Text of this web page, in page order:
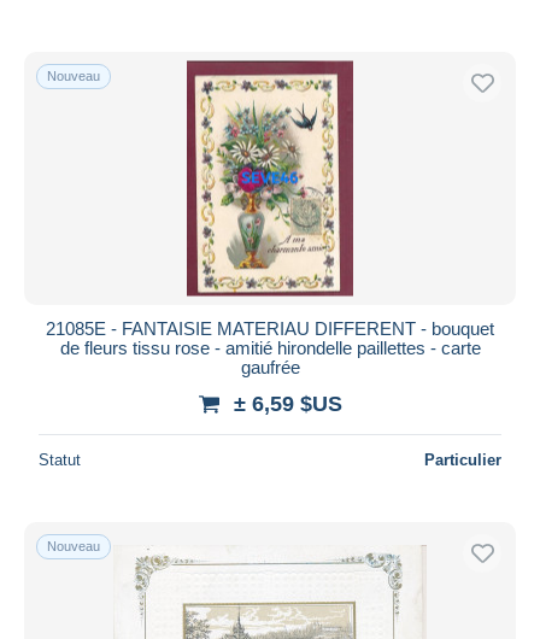
Nouveau
21085E - FANTAISIE MATERIAU DIFFERENT - bouquet
de fleurs tissu rose - amitié hirondelle paillettes - carte
gaufrée
± 6,59 $US
Statut Particulier
Nouveau